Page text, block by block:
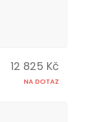
12 825 Kč
NA DOTAZ